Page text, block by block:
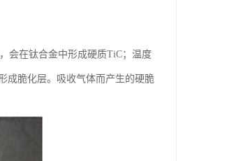
会在钛合金中形成硬质TiC；温度
成脆化层。吸收气体而产生的硬脆